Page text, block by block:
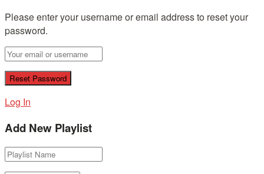
Please enter your username or email address to reset your
password.
Log In
Add New Playlist